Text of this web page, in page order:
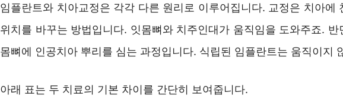
임플란트와 치아교정은 각각 다른 원리로 이루어집니다. 교정은 치아에
위치를 바꾸는 방법입니다. 잇몸뼈와 치주인대가 움직임을 도와주죠. 반
몸뼈에 인공치아 뿌리를 심는 과정입니다. 식립된 임플란트는 움직이지
아래 표는 두 치료의 기본 차이를 간단히 보여줍니다.